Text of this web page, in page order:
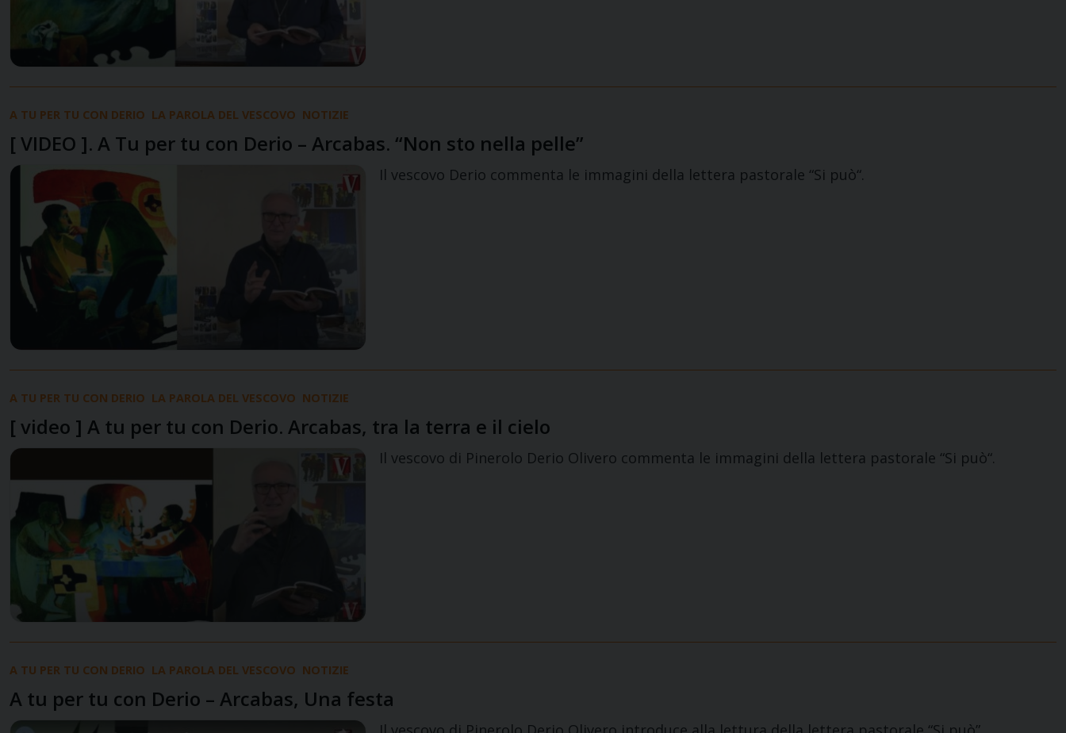
A TU PER TU CON DERIO LA PAROLA DEL VESCOVO NOTIZIE
[ VIDEO ]. A Tu per tu con Derio – Arcabas. “Non sto nella pelle”
Il vescovo Derio commenta le immagini della lettera pastorale “Si può“.
A TU PER TU CON DERIO LA PAROLA DEL VESCOVO NOTIZIE
[ video ] A tu per tu con Derio. Arcabas, tra la terra e il cielo
Il vescovo di Pinerolo Derio Olivero commenta le immagini della lettera pastorale “Si può“.
A TU PER TU CON DERIO LA PAROLA DEL VESCOVO NOTIZIE
A tu per tu con Derio – Arcabas, Una festa